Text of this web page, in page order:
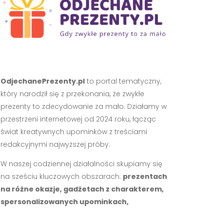
OdjechanePrezenty.plto portal tematyczny,
który narodził się z przekonania, że zwykłe
prezenty to zdecydowanie za mało. Działamy w
przestrzeni internetowej od 2024 roku, łącząc
świat kreatywnych upominków z treściami
redakcyjnymi najwyższej próby.
W naszej codziennej działalności skupiamy się
na sześciu kluczowych obszarach: prezentach
na różne okazje, gadżetach z charakterem,
spersonalizowanych upominkach,